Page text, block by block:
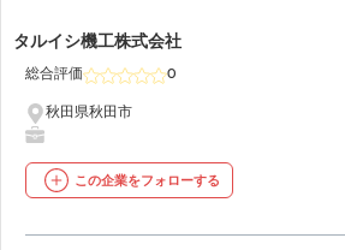
18
タルイシ機工株式会社
総合評価 0
秋田県秋田市
この企業をフォローする